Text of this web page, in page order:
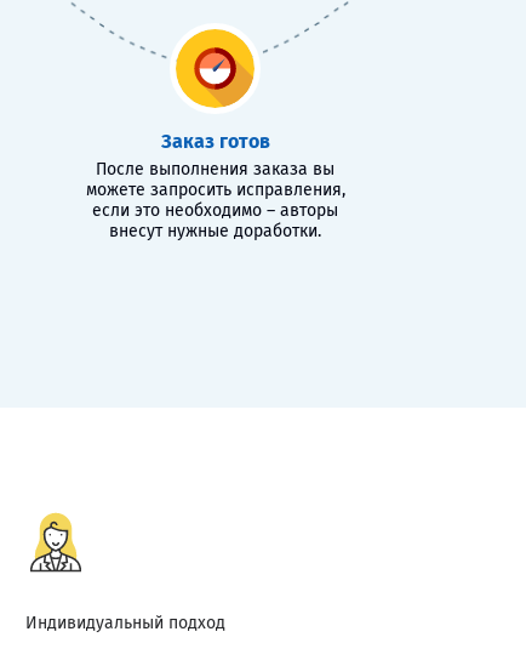
Заказ готов
После выполнения заказа вы
можете запросить исправления,
если это необходимо – авторы
внесут нужные доработки.
Индивидуальный подход